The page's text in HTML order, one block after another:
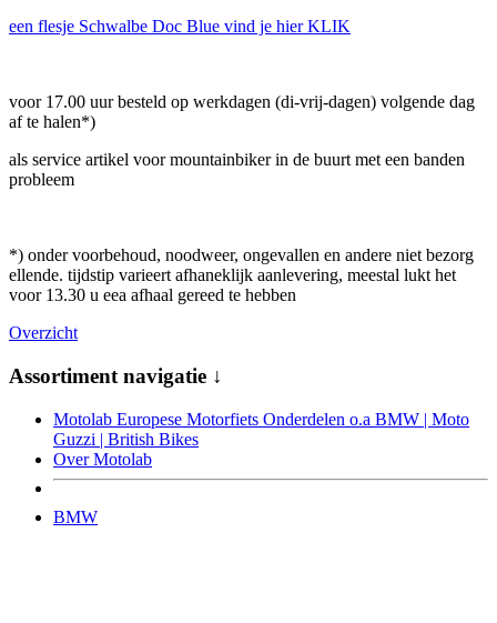
een flesje Schwalbe Doc Blue vind je hier KLIK
voor 17.00 uur besteld op werkdagen (di-vrij-dagen) volgende dag
af te halen*)
als service artikel voor mountainbiker in de buurt met een banden
probleem
*) onder voorbehoud, noodweer, ongevallen en andere niet bezorg
ellende. tijdstip varieert afhaneklijk aanlevering, meestal lukt het
voor 13.30 u eea afhaal gereed te hebben
Overzicht
Assortiment navigatie ↓
Motolab Europese Motorfiets Onderdelen o.a BMW | Moto
Guzzi | British Bikes
Over Motolab
BMW